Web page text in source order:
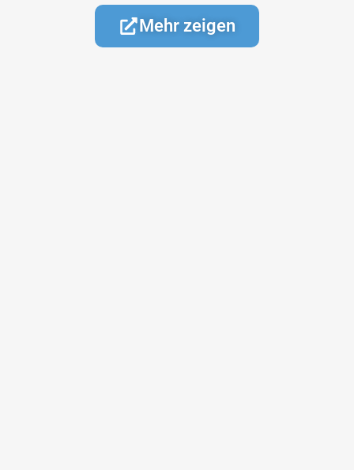
Mehr zeigen